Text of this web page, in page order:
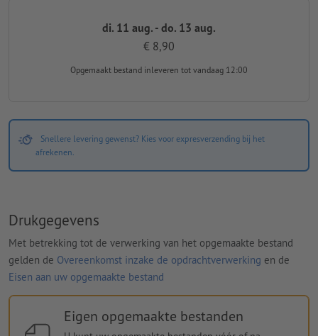
di. 11 aug. - do. 13 aug.
€ 8,90
Opgemaakt bestand inleveren tot vandaag 12:00
Snellere levering gewenst? Kies voor expresverzending bij het
afrekenen.
Drukgegevens
Met betrekking tot de verwerking van het opgemaakte bestand
gelden de Overeenkomst inzake de opdrachtverwerking en de
Eisen aan uw opgemaakte bestand
Eigen opgemaakte bestanden